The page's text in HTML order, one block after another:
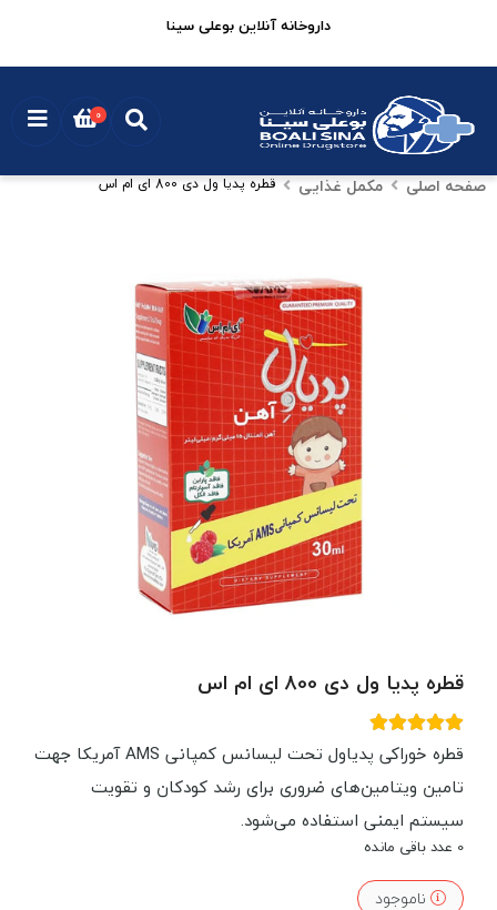
صفحه اصلی مکمل غذایی قطره پدیا ول دی 800 ای ام اس
قطره پدیا ول دی 800 ای ام اس
قطره خوراکی پدیاول تحت لیسانس کمپانی AMS آمریکا جهت
تامین ویتامین‌های ضروری برای رشد کودکان و تقویت
سیستم ایمنی استفاده می‌شود.
0 عدد باقی مانده
ناموجود
داروخانه آنلاین بوعلی سینا
0